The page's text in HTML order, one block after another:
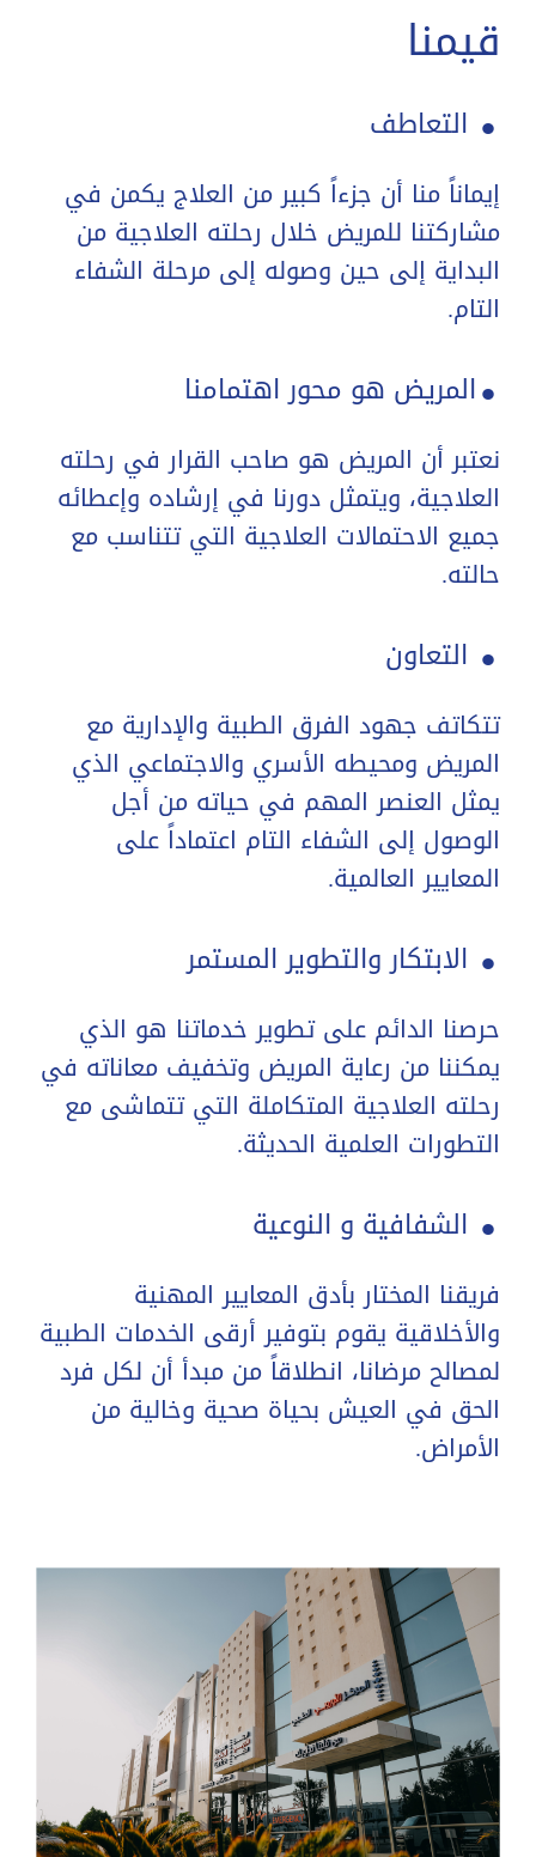
قيمنا
.التعاطف
إيماناً منا أن جزءاً كبير من العلاج يكمن في
مشاركتنا للمريض خلال رحلته العلاجية من
البداية إلى حين وصوله إلى مرحلة الشفاء
التام.
.المريض هو محور اهتمامنا
نعتبر أن المريض هو صاحب القرار في رحلته
العلاجية، ويتمثل دورنا في إرشاده وإعطائه
جميع الاحتمالات العلاجية التي تتناسب مع
حالته.
.التعاون
تتكاتف جهود الفرق الطبية والإدارية مع
المريض ومحيطه الأسري والاجتماعي الذي
يمثل العنصر المهم في حياته من أجل
الوصول إلى الشفاء التام اعتماداً على
المعايير العالمية.
.الابتكار والتطوير المستمر
حرصنا الدائم على تطوير خدماتنا هو الذي
يمكننا من رعاية المريض وتخفيف معاناته في
رحلته العلاجية المتكاملة التي تتماشى مع
التطورات العلمية الحديثة.
.الشفافية و النوعية
فريقنا المختار بأدق المعايير المهنية
والأخلاقية يقوم بتوفير أرقى الخدمات الطبية
لمصالح مرضانا، انطلاقاً من مبدأ أن لكل فرد
الحق في العيش بحياة صحية وخالية من
الأمراض.